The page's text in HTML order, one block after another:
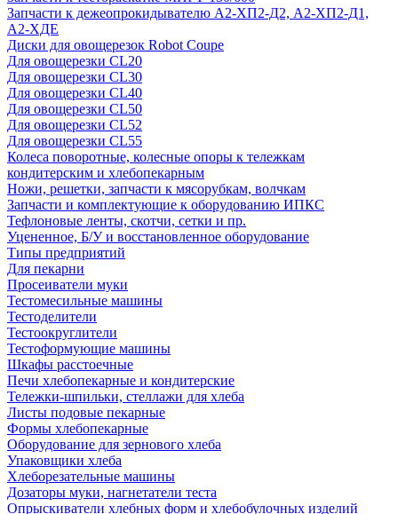
Запчасти к деже­опрокидывателю А2-ХП2-Д2, А2-ХП2-Д1,
А2-ХДЕ
Диски для овощерезок Robot Coupe
Для овощерезки CL20
Для овощерезки CL30
Для овощерезки CL40
Для овощерезки CL50
Для овощерезки CL52
Для овощерезки CL55
Колеса поворотные, колесные опоры к тележкам
кондитерским и хлебопекарным
Ножи, решетки, запчасти к мясорубкам, волчкам
Запчасти и комплектующие к оборудованию ИПКС
Тефлоновые ленты, скотчи, сетки и пр.
Уцененное, Б/У и восстановленное оборудование
Типы предприятий
Для пекарни
Просеиватели муки
Тестомесильные машины
Тестоделители
Тестоокруглители
Тестоформующие машины
Шкафы расстоечные
Печи хлебопекарные и кондитерские
Тележки-шпильки, стеллажи для хлеба
Листы подовые пекарные
Формы хлебопекарные
Оборудование для зернового хлеба
Упаковщики хлеба
Хлеборезательные машины
Дозаторы муки, нагнетатели теста
Опрыскиватели хлебных форм и хлебобулочных изделий